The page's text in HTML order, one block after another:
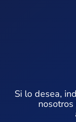
Si lo desea,